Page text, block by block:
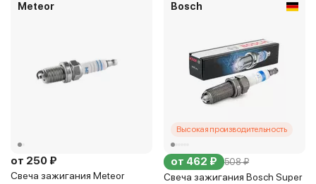
Meteor
от 250 ₽
Свеча зажигания Meteor
Bosch
Высокая производительность
от 462 ₽ 508 ₽
Свеча зажигания Bosch Super